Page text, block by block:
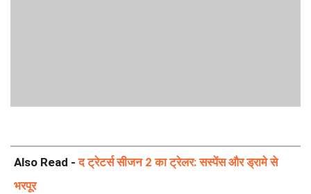
Also Read -द ट्रेटर्स सीजन 2 का ट्रेलर: सस्पेंस और ड्रामे से
भरपूर